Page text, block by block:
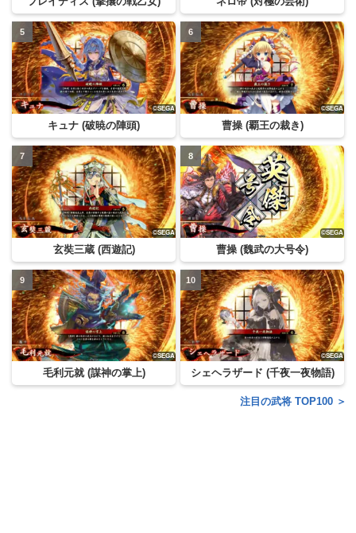
キュナ (破暁の陣頭) 曹操 (覇王の裁き)
玄奘三蔵 (西遊記) 曹操 (魏武の大号令)
毛利元就 (謀神の掌上) シェヘラザード (千夜一夜物語)
注目の武将 TOP100 ＞